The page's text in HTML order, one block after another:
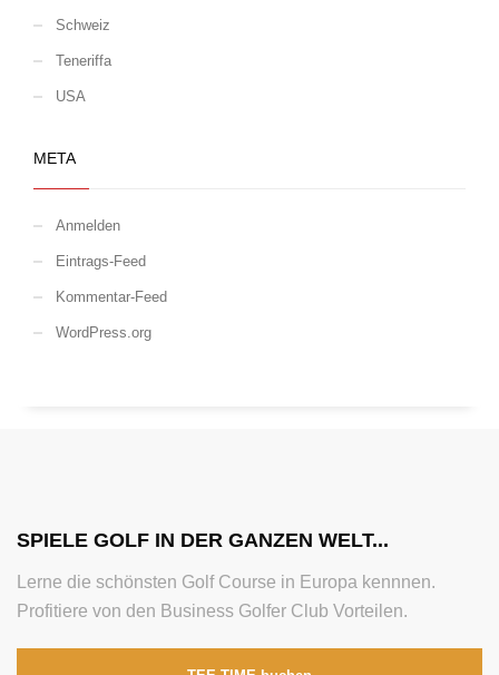
Schweiz
Teneriffa
USA
META
Anmelden
Eintrags-Feed
Kommentar-Feed
WordPress.org
SPIELE GOLF IN DER GANZEN WELT...
Lerne die schönsten Golf Course in Europa kennnen.
Profitiere von den Business Golfer Club Vorteilen.